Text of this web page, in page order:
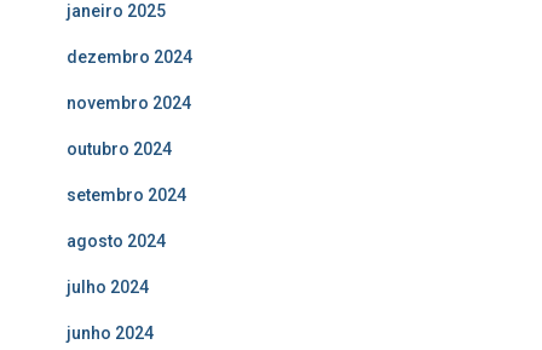
janeiro 2025
dezembro 2024
novembro 2024
outubro 2024
setembro 2024
agosto 2024
julho 2024
junho 2024